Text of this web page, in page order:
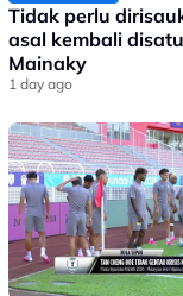
Tidak perlu
asal kembali
Mainaky
1 day ago